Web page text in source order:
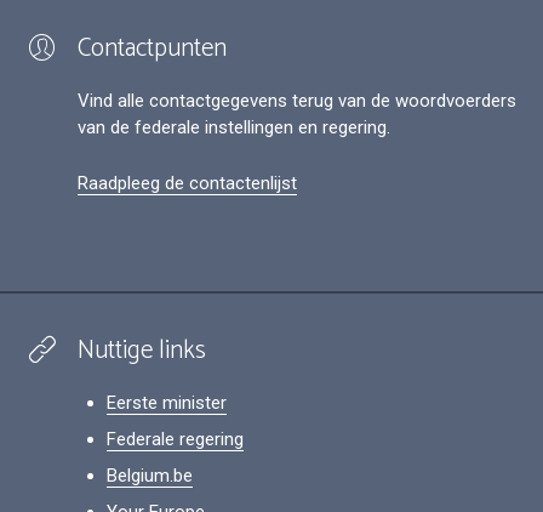
Contactpunten
Vind alle contactgegevens terug van de woordvoerders
van de federale instellingen en regering.
Raadpleeg de contactenlijst
Nuttige links
Eerste minister
Federale regering
Belgium.be